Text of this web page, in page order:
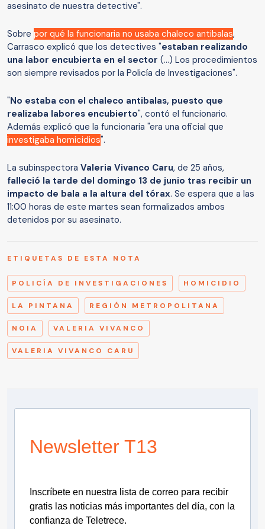
asesinato de nuestra detective".
Sobre por qué la funcionaria no usaba chaleco antibalas,
Carrasco explicó que los detectives "estaban realizando
una labor encubierta en el sector (...) Los procedimientos
son siempre revisados por la Policía de Investigaciones".
"No estaba con el chaleco antibalas, puesto que
realizaba labores encubierto", contó el funcionario.
Además explicó que la funcionaria "era una oficial que
investigaba homicidios".
La subinspectora Valeria Vivanco Caru, de 25 años,
falleció la tarde del domingo 13 de junio tras recibir un
impacto de bala a la altura del tórax. Se espera que a las
11:00 horas de este martes sean formalizados ambos
detenidos por su asesinato.
ETIQUETAS DE ESTA NOTA
POLICÍA DE INVESTIGACIONES HOMICIDIO
LA PINTANA REGIÓN METROPOLITANA
NOIA VALERIA VIVANCO
VALERIA VIVANCO CARU
Newsletter T13
Inscríbete en nuestra lista de correo para recibir
gratis las noticias más importantes del día, con la
confianza de Teletrece.